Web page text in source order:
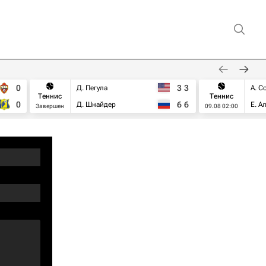
0
0
Теннис
Завершен
Д. Пегула
Д. Шнайдер
3 3
6 6
Теннис
09.08 02:00
А.
Е.